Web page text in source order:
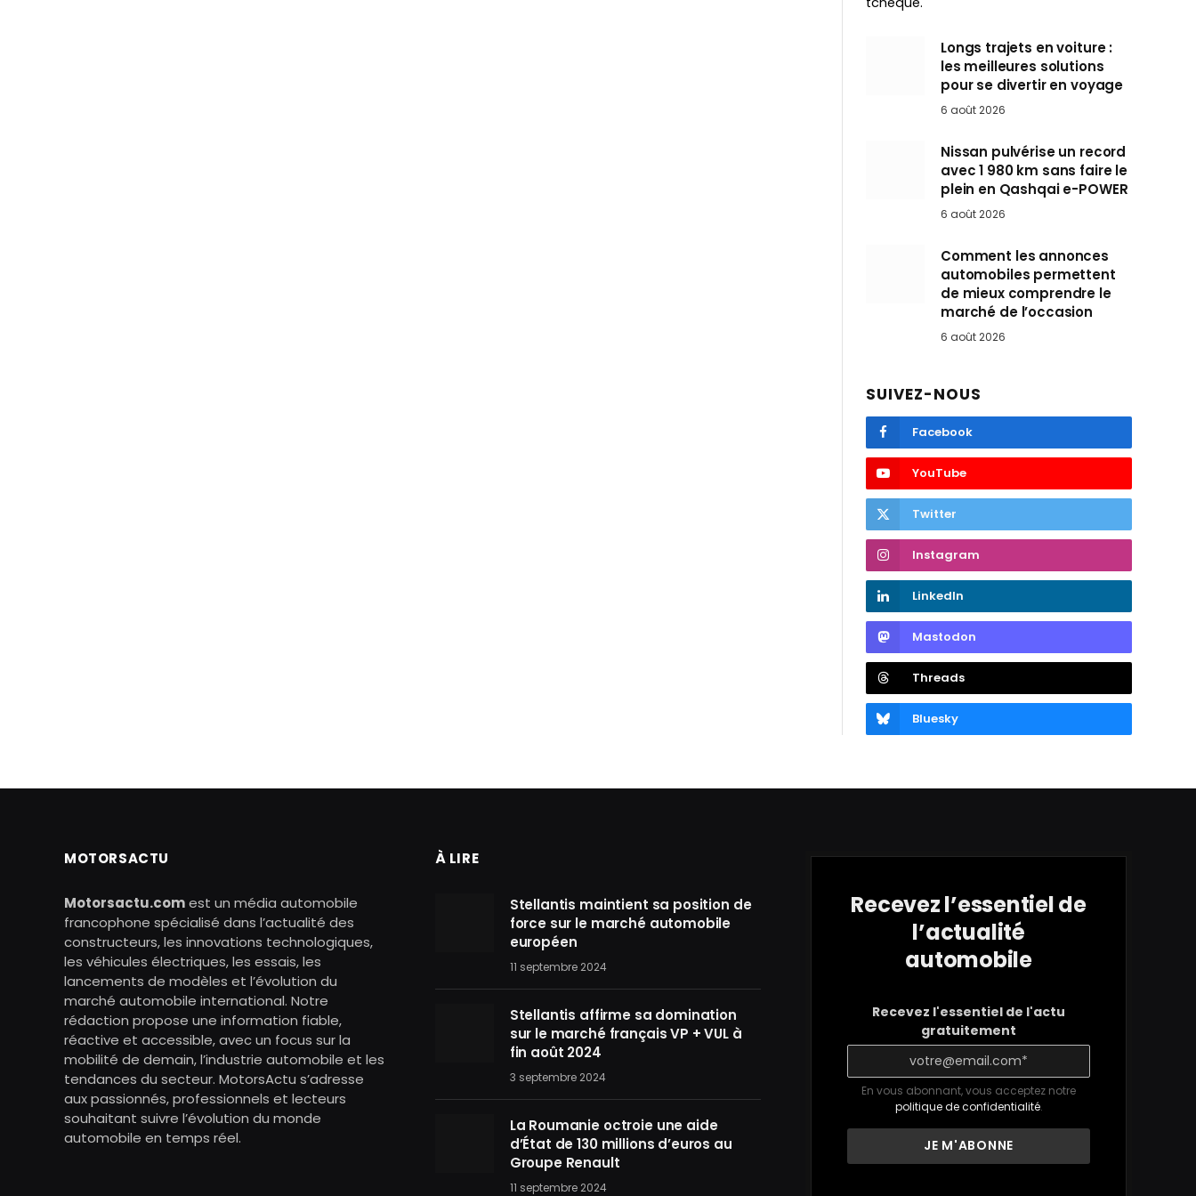
Longs trajets en voiture :
les meilleures solutions
pour se divertir en voyage
6 août 2026
Nissan pulvérise un record
avec 1 980 km sans faire le
plein en Qashqai e-POWER
6 août 2026
Comment les annonces
automobiles permettent
de mieux comprendre le
marché de l’occasion
6 août 2026
SUIVEZ-NOUS
Facebook
YouTube
Twitter
Instagram
LinkedIn
Mastodon
Threads
Bluesky
MOTORSACTU
Motorsactu.comest un média automobile
francophone spécialisé dans l’actualité des
constructeurs, les innovations technologiques,
les véhicules électriques, les essais, les
lancements de modèles et l’évolution du
marché automobile international. Notre
rédaction propose une information fiable,
réactive et accessible, avec un focus sur la
mobilité de demain, l’industrie automobile et les
tendances du secteur. MotorsActu s’adresse
aux passionnés, professionnels et lecteurs
souhaitant suivre l’évolution du monde
automobile en temps réel.
À LIRE
Stellantis maintient sa position de
force sur le marché automobile
européen
11 septembre 2024
Stellantis affirme sa domination
sur le marché français VP + VUL à
fin août 2024
3 septembre 2024
La Roumanie octroie une aide
d’État de 130 millions d’euros au
Groupe Renault
11 septembre 2024
Recevez l’essentiel de
l’actualité
automobile
Recevez l'essentiel de l'actu
gratuitement
En vous abonnant, vous acceptez notre
politique de confidentialité.